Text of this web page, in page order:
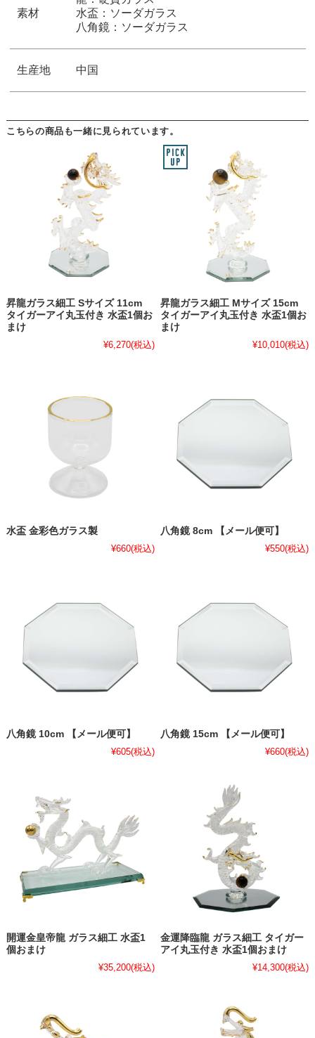
素材
水盃：ソーダガラス
八角鏡：ソーダガラス
生産地 中国
こちらの商品も一緒に見られています。
昇龍ガラス細工 Sサイズ 11cm
タイガーアイ丸玉付き 水盃1個お
まけ
¥6,270(税込)
昇龍ガラス細工 Mサイズ 15cm
タイガーアイ丸玉付き 水盃1個お
まけ
¥10,010(税込)
水盃 金彩色ガラス製
¥660(税込)
八角鏡 8cm 【メール便可】
¥550(税込)
八角鏡 10cm 【メール便可】
¥605(税込)
八角鏡 15cm 【メール便可】
¥660(税込)
開運金皇帝龍 ガラス細工 水盃1
個おまけ
¥35,200(税込)
金運降臨龍 ガラス細工 タイガー
アイ丸玉付き 水盃1個おまけ
¥14,300(税込)